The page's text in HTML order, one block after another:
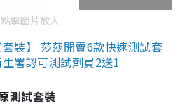
點擊圖片放大
裝】 莎莎開賣6款快速測試套
署認可測試劑買2送1
測試套裝